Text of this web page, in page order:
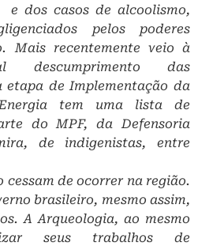
e dos casos de alcoolismo,
pelos poderes
Mais recentemente veio à
das
etapa de Implementação da
tem uma lista de
do MPF, da Defensoria
de indigenistas, entre
cessam de ocorrer na região.
brasileiro, mesmo assim,
A Arqueologia, ao mesmo
seus trabalhos de